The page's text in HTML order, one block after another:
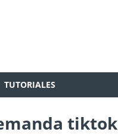
TUTORIALES
tiktok